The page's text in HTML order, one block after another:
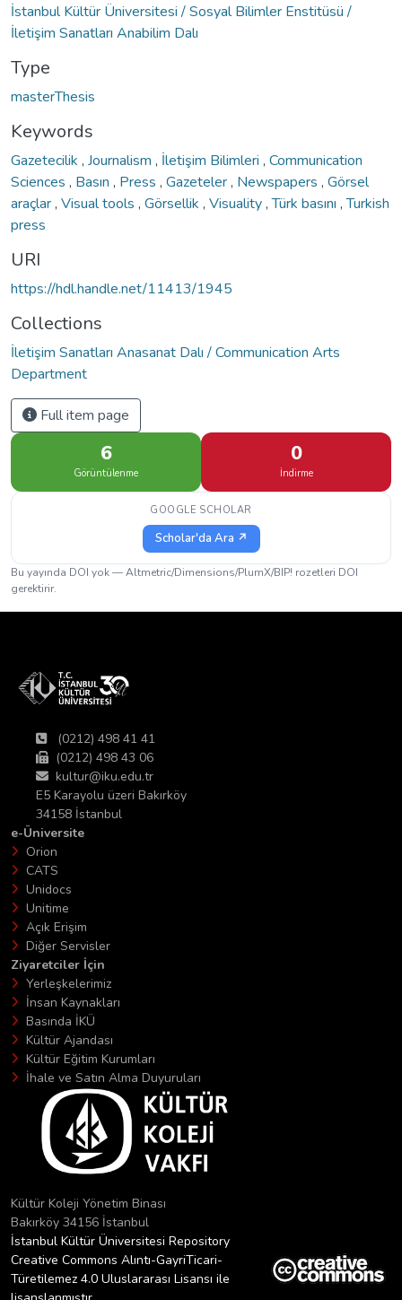
İstanbul Kültür Üniversitesi / Sosyal Bilimler Enstitüsü /
İletişim Sanatları Anabilim Dalı
Type
masterThesis
Keywords
Gazetecilik , Journalism , İletişim Bilimleri , Communication
Sciences , Basın , Press , Gazeteler, Newspapers , Görsel
araçlar, Visual tools , Görsellik , Visuality,Türk basını ,Turkish
press
URI
https://hdl.handle.net/11413/1945
Collections
İletişim Sanatları Anasanat Dalı / Communication Arts
Department
Full item page
6
Görüntülenme
0
İndirme
GOOGLE SCHOLAR
Scholar'da Ara ↗
Bu yayında DOI yok — Altmetric/Dimensions/PlumX/BIP! rozetleri DOI
gerektirir.
(0212) 498 41 41
(0212) 498 43 06
kultur@iku.edu.tr
E5 Karayolu üzeri Bakırköy
34158 İstanbul
e-Üniversite
Orion
CATS
Unidocs
Unitime
Açık Erişim
Diğer Servisler
Ziyaretciler İçin
Yerleşkelerimiz
İnsan Kaynakları
Basında İKÜ
Kültür Ajandası
Kültür Eğitim Kurumları
İhale ve Satın Alma Duyuruları
Kültür Koleji Yönetim Binası
Bakırköy 34156 İstanbul
İstanbul Kültür Üniversitesi Repository
Creative Commons Alıntı-GayriTicari-
Türetilemez 4.0 Uluslararası Lisansı ile